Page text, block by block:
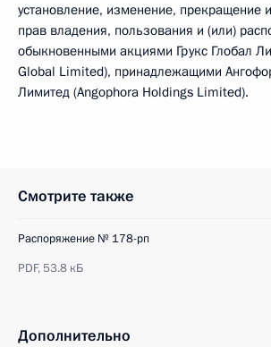
установление, изменение, прекращение
прав владения, пользования и (или)
обыкновенными акциями Грукс Глобал
Global Limited), принадлежащими
Лимитед (Angophora Holdings Limited).
Смотрите также
Распоряжение № 178-рп
PDF,53.8 кБ
Дополнительно